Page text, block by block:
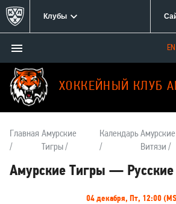
Клубы
ХОККЕЙНЫЙ КЛУБ
Открыть/
закрыть
меню
Мы
в
социальных
сетях:
Главная Амурские
Тигры
Календарь
Витязи
Амурские Тигры — Русские
04 декабря, Пт, 12:00